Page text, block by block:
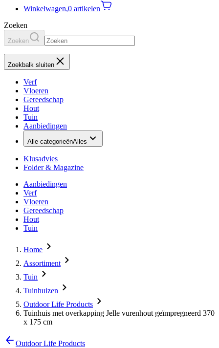
Winkelwagen,0 artikelen
Zoeken
Zoeken
Zoekbalk sluiten
Verf
Vloeren
Gereedschap
Hout
Tuin
Aanbiedingen
Alle categorieënAlles
Klusadvies
Folder & Magazine
Aanbiedingen
Verf
Vloeren
Gereedschap
Hout
Tuin
Home
Assortiment
Tuin
Tuinhuizen
Outdoor Life Products
Tuinhuis met overkapping Jelle vurenhout geïmpregneerd 370
x 175 cm
Outdoor Life Products